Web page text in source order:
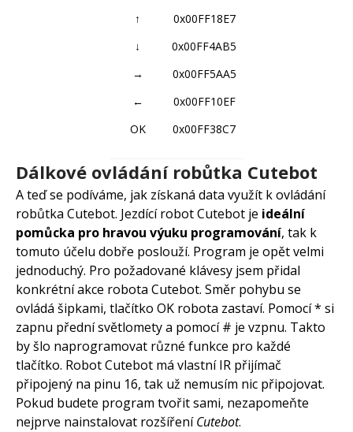
↑
0x00FF18E7
↓
0x00FF4AB5
→
0x00FF5AA5
←
0x00FF10EF
OK
0x00FF38C7
Dálkové ovládání robůtka Cutebot
A teď se podíváme, jak získaná data využít k ovládání
robůtka Cutebot. Jezdící robot Cutebot je ideální
pomůcka pro hravou výuku programování, tak k
tomuto účelu dobře poslouží. Program je opět velmi
jednoduchý. Pro požadované klávesy jsem přidal
konkrétní akce robota Cutebot. Směr pohybu se
ovládá šipkami, tlačítko OK robota zastaví. Pomocí * si
zapnu přední světlomety a pomocí # je vzpnu. Takto
by šlo naprogramovat různé funkce pro každé
tlačítko. Robot Cutebot má vlastní IR přijímač
připojený na pinu 16, tak už nemusím nic připojovat.
Pokud budete program tvořit sami, nezapomeňte
nejprve nainstalovat rozšířeníCutebot.